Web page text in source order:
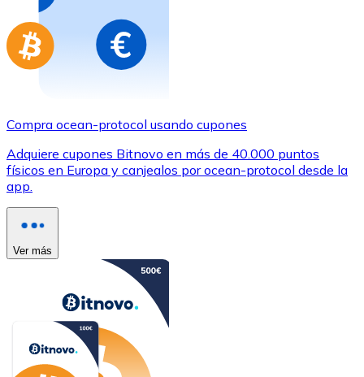
Compra ocean-protocol usando cupones
Adquiere cupones Bitnovo en más de 40.000 puntos
físicos en Europa y canjealos por ocean-protocol desde la
app.
Ver más